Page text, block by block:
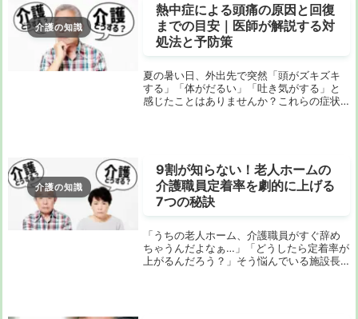
介護の知識
熱中症による頭痛の原因と回復
までの目安｜医師が解説する対
処法と予防策
夏の暑い日、外出先で突然「頭がズキズキ
する」「体がだるい」「吐き気がする」と
感じたことはありませんか？これらの症状
介護の知識
9割が知らない！老人ホームの
介護職員定着率を劇的に上げる
7つの秘訣
「うちの老人ホーム、介護職員がすぐ辞め
ちゃうんだよなぁ…」「どうしたら定着率が
上がるんだろう？」そう悩んでいる施設長